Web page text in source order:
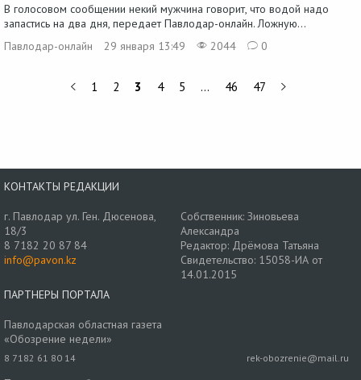
В голосовом сообщении некий мужчина говорит, что водой надо
запастись на два дня, передает Павлодар-онлайн. Ложную...
Павлодар-онлайн
29 января 13:49 2044 0
1 2 3 4 5 … 46 47
КОНТАКТЫ РЕДАКЦИИ
г. Павлодар ул. Ген. Дюсенова,
18/3
8 7182 20 87 84
info@pavon.kz
Собственник: Зиновьева
Александра
Редактор: Дрёмова Татьяна
Свидетельство: 15058-ИА от
14.01.2015
ПАРТНЕРЫ ПОРТАЛА
Павлодарская областная газета
«Обозрение недели»
8 7182 61 80 14 rek-obozrenie@mail.ru